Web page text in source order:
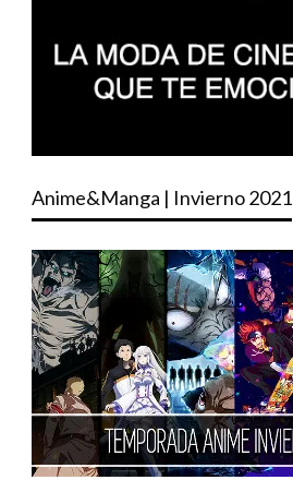
Anime&Manga | Invierno 2021